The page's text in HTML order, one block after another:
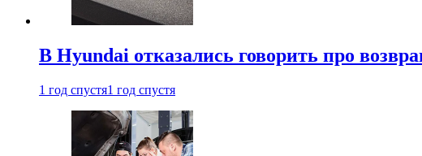
В Hyundai отказались говорить про
1 год спустя1 год спустя